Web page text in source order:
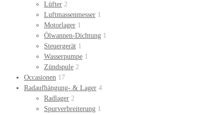
Lüfter 2
Luftmassenmesser 1
Motorlager 1
Ölwannen-Dichtung 1
Steuergerät 1
Wasserpumpe 1
Zündspule 2
Occasionen 17
Radaufhängung- & Lager 4
Radlager 2
Spurverbreiterung 1